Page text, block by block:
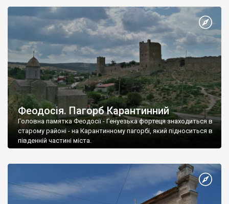
Феодосія. Пагорб Карантинний
Головна памятка Феодосії - Генуезька фортеця знаходиться в
старому районі - на Карантинному пагорбі, який підноситься в
південній частині міста.